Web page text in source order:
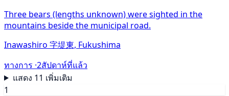
Three bears (lengths unknown) were sighted in the
mountains beside the municipal road.
Inawashiro 字堤東, Fukushima
ทางการ ·2สัปดาห์ที่แล้ว
แสดง 11 เพิ่มเติม
1